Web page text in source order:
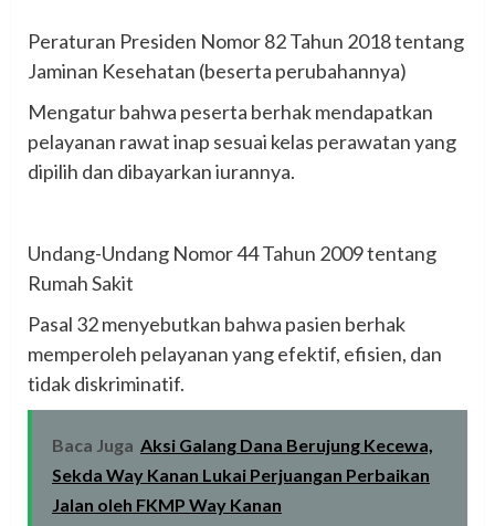
‎Peraturan Presiden Nomor 82 Tahun 2018 tentang
Jaminan Kesehatan (beserta perubahannya)
‎Mengatur bahwa peserta berhak mendapatkan
pelayanan rawat inap sesuai kelas perawatan yang
dipilih dan dibayarkan iurannya.
‎Undang-Undang Nomor 44 Tahun 2009 tentang
Rumah Sakit
‎Pasal 32 menyebutkan bahwa pasien berhak
memperoleh pelayanan yang efektif, efisien, dan
tidak diskriminatif.
Baca Juga Aksi Galang Dana Berujung Kecewa,
Sekda Way Kanan Lukai Perjuangan Perbaikan
Jalan oleh FKMP Way Kanan